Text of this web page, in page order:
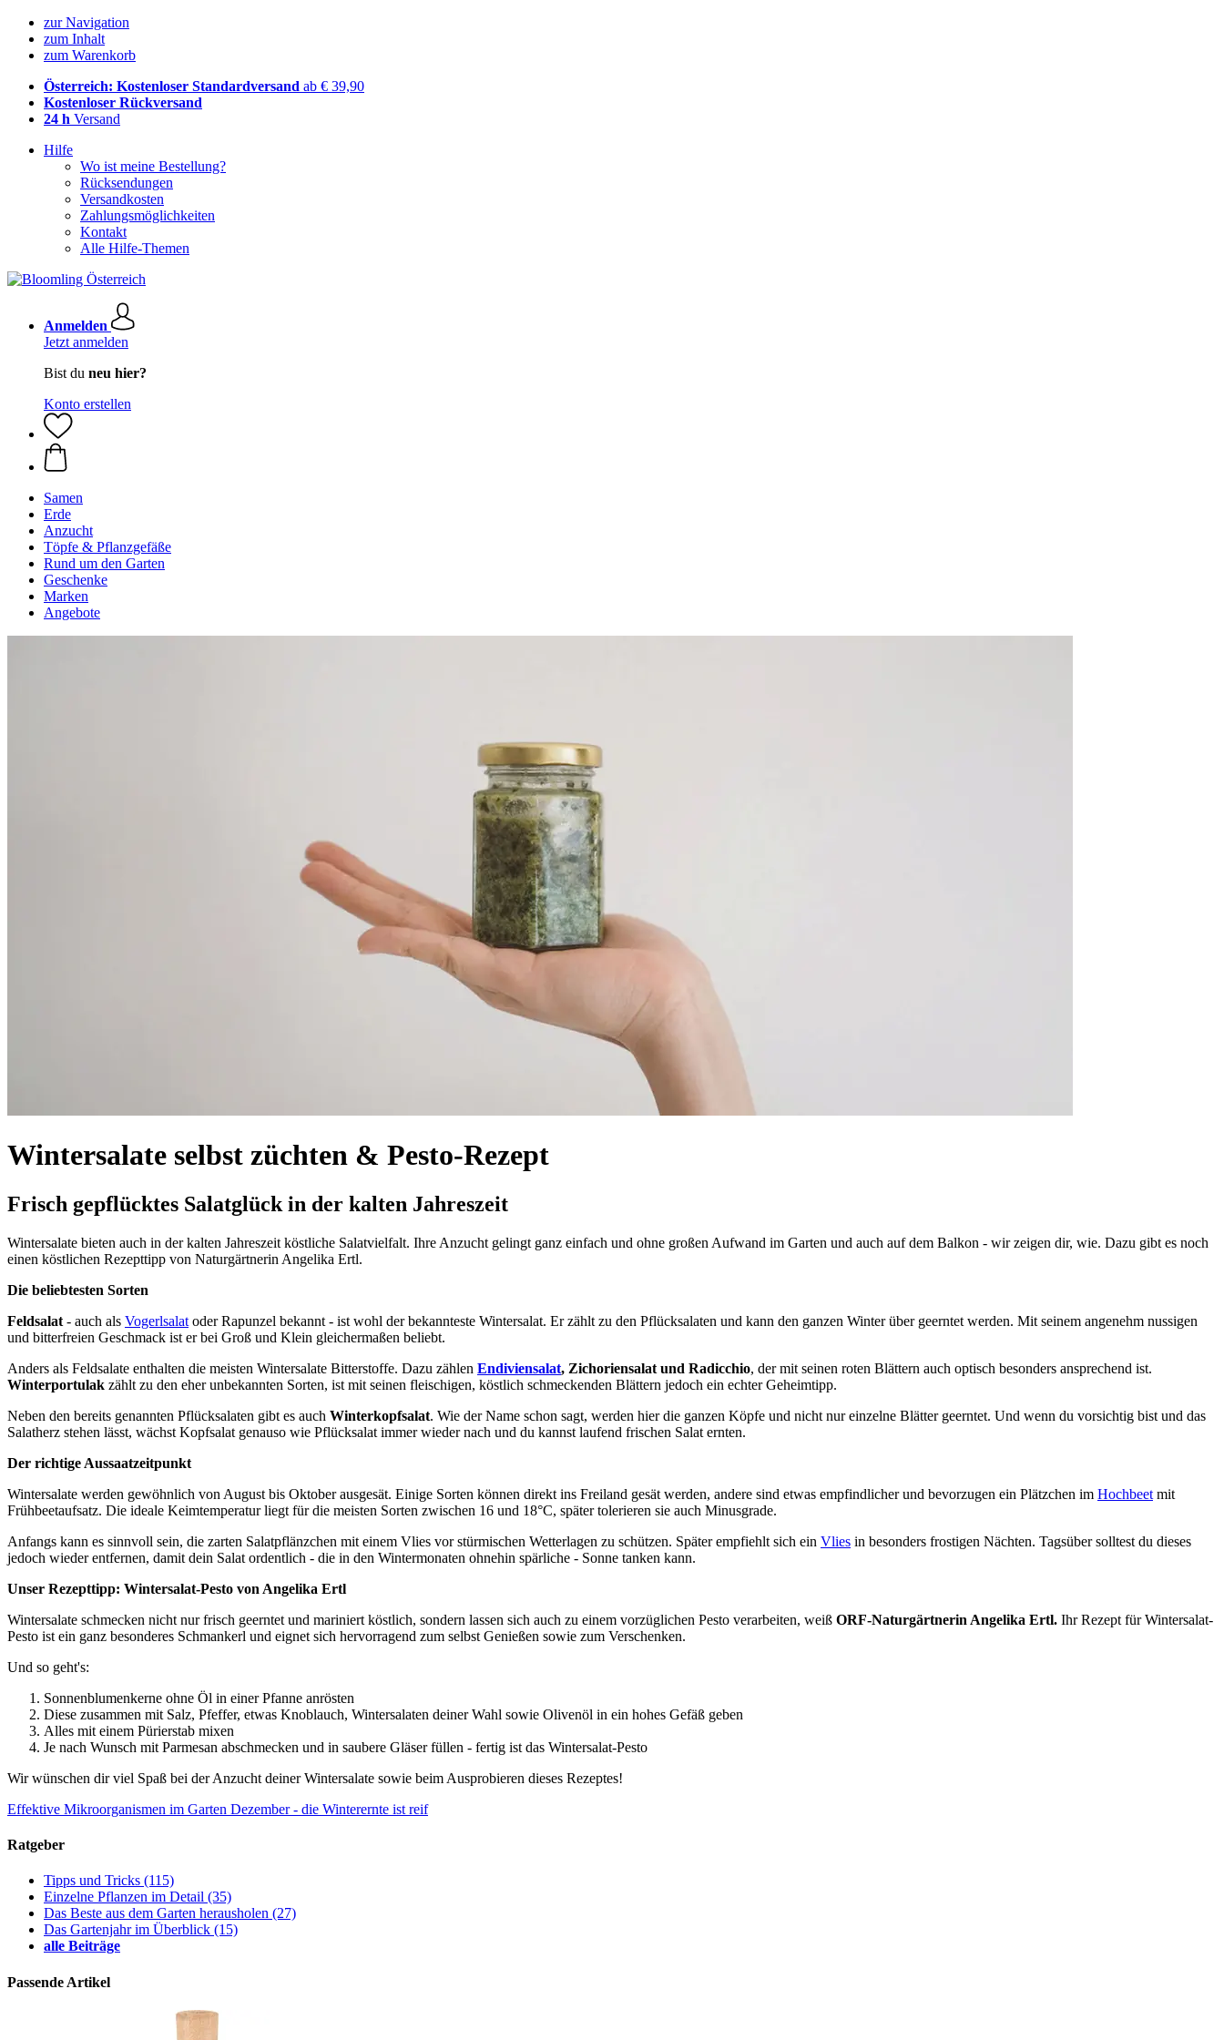
zur Navigation
zum Inhalt
zum Warenkorb
Österreich: Kostenloser Standardversand ab € 39,90
Kostenloser Rückversand
24 h Versand
Hilfe
Wo ist meine Bestellung?
Rücksendungen
Versandkosten
Zahlungsmöglichkeiten
Kontakt
Alle Hilfe-Themen
Anmelden
Jetzt anmelden
Bist du neu hier?
Konto erstellen
Samen
Erde
Anzucht
Töpfe & Pflanzgefäße
Rund um den Garten
Geschenke
Marken
Angebote
Wintersalate selbst züchten & Pesto-Rezept
Frisch gepflücktes Salatglück in der kalten Jahreszeit
Wintersalate bieten auch in der kalten Jahreszeit köstliche Salatvielfalt. Ihre Anzucht gelingt ganz einfach und ohne großen Aufwand im Garten und auch auf dem Balkon - wir zeigen dir, wie. Dazu gibt es noch
einen köstlichen Rezepttipp von Naturgärtnerin Angelika Ertl.
Die beliebtesten Sorten
Feldsalat - auch als Vogerlsalat oder Rapunzel bekannt - ist wohl der bekannteste Wintersalat. Er zählt zu den Pflücksalaten und kann den ganzen Winter über geerntet werden. Mit seinem angenehm nussigen
und bitterfreien Geschmack ist er bei Groß und Klein gleichermaßen beliebt.
Anders als Feldsalate enthalten die meisten Wintersalate Bitterstoffe. Dazu zählen Endiviensalat, Zichoriensalat und Radicchio, der mit seinen roten Blättern auch optisch besonders ansprechend ist.
Winterportulak zählt zu den eher unbekannten Sorten, ist mit seinen fleischigen, köstlich schmeckenden Blättern jedoch ein echter Geheimtipp.
Neben den bereits genannten Pflücksalaten gibt es auch Winterkopfsalat. Wie der Name schon sagt, werden hier die ganzen Köpfe und nicht nur einzelne Blätter geerntet. Und wenn du vorsichtig bist und das
Salatherz stehen lässt, wächst Kopfsalat genauso wie Pflücksalat immer wieder nach und du kannst laufend frischen Salat ernten.
Der richtige Aussaatzeitpunkt
Wintersalate werden gewöhnlich von August bis Oktober ausgesät. Einige Sorten können direkt ins Freiland gesät werden, andere sind etwas empfindlicher und bevorzugen ein Plätzchen im Hochbeet mit
Frühbeetaufsatz. Die ideale Keimtemperatur liegt für die meisten Sorten zwischen 16 und 18°C, später tolerieren sie auch Minusgrade.
Anfangs kann es sinnvoll sein, die zarten Salatpflänzchen mit einem Vlies vor stürmischen Wetterlagen zu schützen. Später empfiehlt sich ein Vlies in besonders frostigen Nächten. Tagsüber solltest du dieses
jedoch wieder entfernen, damit dein Salat ordentlich - die in den Wintermonaten ohnehin spärliche - Sonne tanken kann.
Unser Rezepttipp: Wintersalat-Pesto von Angelika Ertl
Wintersalate schmecken nicht nur frisch geerntet und mariniert köstlich, sondern lassen sich auch zu einem vorzüglichen Pesto verarbeiten, weiß ORF-Naturgärtnerin Angelika Ertl. Ihr Rezept für Wintersalat-
Pesto ist ein ganz besonderes Schmankerl und eignet sich hervorragend zum selbst Genießen sowie zum Verschenken.
Und so geht's:
Sonnenblumenkerne ohne Öl in einer Pfanne anrösten
Diese zusammen mit Salz, Pfeffer, etwas Knoblauch, Wintersalaten deiner Wahl sowie Olivenöl in ein hohes Gefäß geben
Alles mit einem Pürierstab mixen
Je nach Wunsch mit Parmesan abschmecken und in saubere Gläser füllen - fertig ist das Wintersalat-Pesto
Wir wünschen dir viel Spaß bei der Anzucht deiner Wintersalate sowie beim Ausprobieren dieses Rezeptes!
Effektive Mikroorganismen im Garten Dezember - die Winterernte ist reif
Ratgeber
Tipps und Tricks (115)
Einzelne Pflanzen im Detail (35)
Das Beste aus dem Garten herausholen (27)
Das Gartenjahr im Überblick (15)
alle Beiträge
Passende Artikel